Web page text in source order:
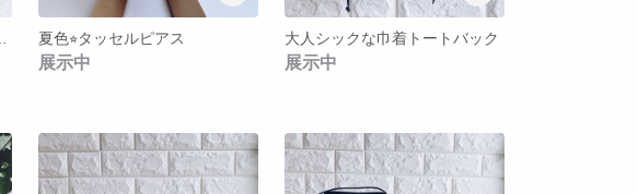
夏色⭐︎タッセルピアス
展示中
大人シックな巾着トートバック
展示中